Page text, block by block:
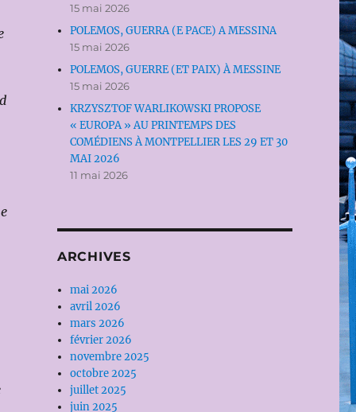
15 mai 2026
POLEMOS, GUERRA (E PACE) A MESSINA
15 mai 2026
POLEMOS, GUERRE (ET PAIX) À MESSINE
15 mai 2026
KRZYSZTOF WARLIKOWSKI PROPOSE
« EUROPA » AU PRINTEMPS DES
COMÉDIENS À MONTPELLIER LES 29 ET 30
MAI 2026
11 mai 2026
ARCHIVES
mai 2026
avril 2026
mars 2026
février 2026
novembre 2025
octobre 2025
juillet 2025
juin 2025